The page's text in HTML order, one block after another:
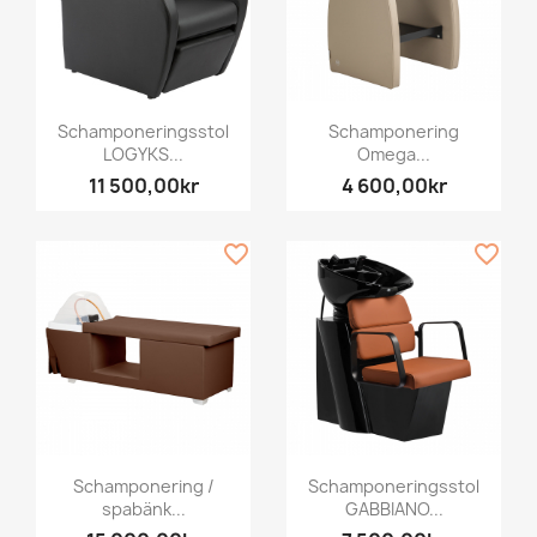
Schamponeringsstol
LOGYKS...
11 500,00kr
Schamponering
Omega...
4 600,00kr
Schamponering /
spabänk...
favorite_border
Schamponeringsstol
GABBIANO...
favorite_border